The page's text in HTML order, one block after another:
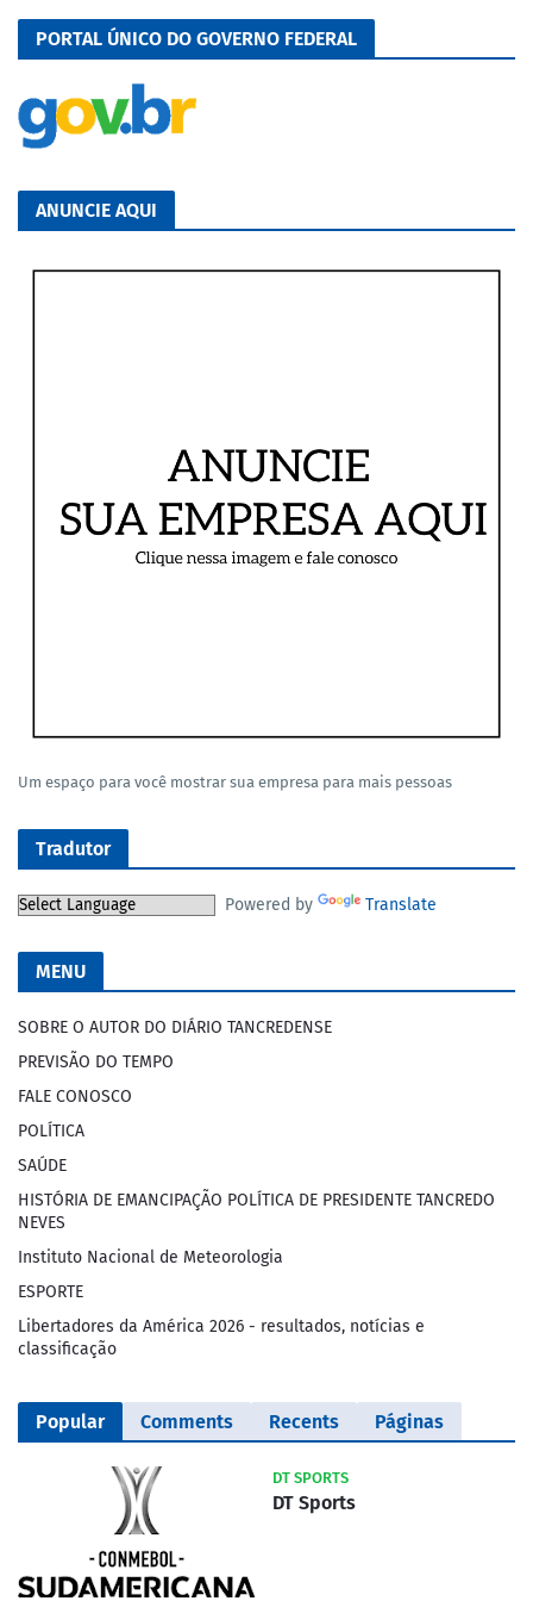
PORTAL ÚNICO DO GOVERNO FEDERAL
ANUNCIE AQUI
Um espaço para você mostrar sua empresa para mais pessoas
Tradutor
Powered by Translate
MENU
SOBRE O AUTOR DO DIÁRIO TANCREDENSE
PREVISÃO DO TEMPO
FALE CONOSCO
POLÍTICA
SAÚDE
HISTÓRIA DE EMANCIPAÇÃO POLÍTICA DE PRESIDENTE TANCREDO
NEVES
Instituto Nacional de Meteorologia
ESPORTE
Libertadores da América 2026 - resultados, notícias e
classificação
Popular Comments Recents Páginas
DT SPORTS
DT Sports